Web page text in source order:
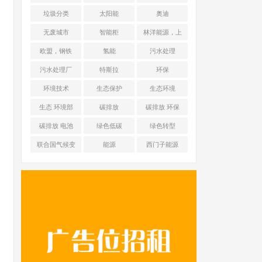
能源 光伏+储能
垃圾分类 太阳能 奥迪
无废城市 智能柜 林洋能源，上
海舜华新能源
欧盟，钢铁 氢能 污水处理
污水处理厂 特斯拉 环保
环境技术 生态保护 生态环境
生态 环境部 碳排放 碳排放 环保
碳排放 电池 绿色低碳 绿色转型
联合国气候变 能源 西门子能源